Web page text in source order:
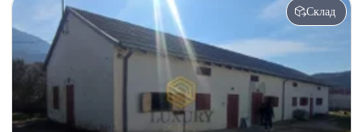
Склад